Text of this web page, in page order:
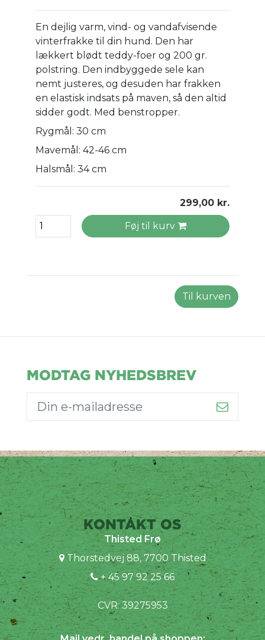
En dejlig varm, vind- og vandafvisende
vinterfrakke til din hund. Den har
lækkert blødt teddy-foer og 200 gr.
polstring. Den indbyggede sele kan
nemt justeres, og desuden har frakken
en elastisk indsats på maven, så den altid
sidder godt. Med benstropper.
Rygmål: 30 cm
Mavemål: 42-46 cm
Halsmål: 34 cm
299,00 kr.
Føj til kurv
Til kurven
MODTAG NYHEDSBREV
KONTAKT OS
Thisted Frø
Thorstedvej 88, 7700 Thisted
+ 45 97 92 25 66
CVR: 39275953